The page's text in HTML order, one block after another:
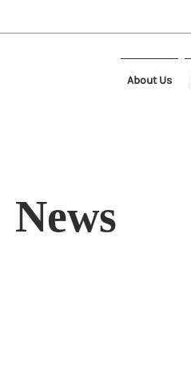
About Us
News